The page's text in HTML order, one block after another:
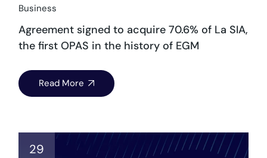
Business
Agreement signed to acquire 70.6% of La SIA,
the first OPAS in the history of EGM
Read More
29